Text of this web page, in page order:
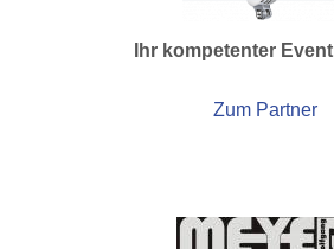
Ihr kompetenter
Zum Partner